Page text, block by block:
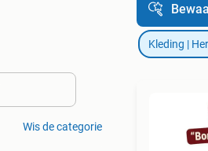
Wis de categorie
Kleding |